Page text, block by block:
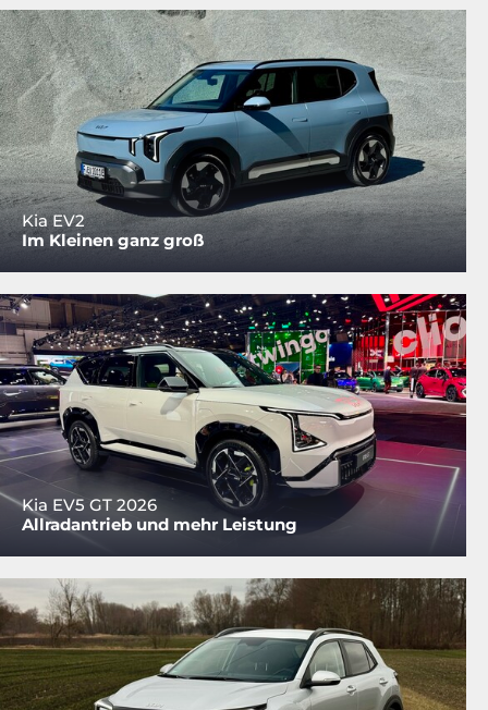
Kia EV2
Im Kleinen ganz groß
Kia EV5 GT 2026
Allradantrieb und mehr Leistung